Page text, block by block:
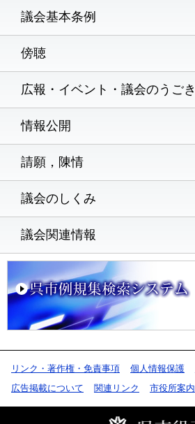
議会基本条例
傍聴
広報・イベント・議会のうごき
情報公開
請願，陳情
議会のしくみ
議会関連情報
リンク・著作権・免責事項 個人情報保護
広告掲載について
関連リンク 市役所案内